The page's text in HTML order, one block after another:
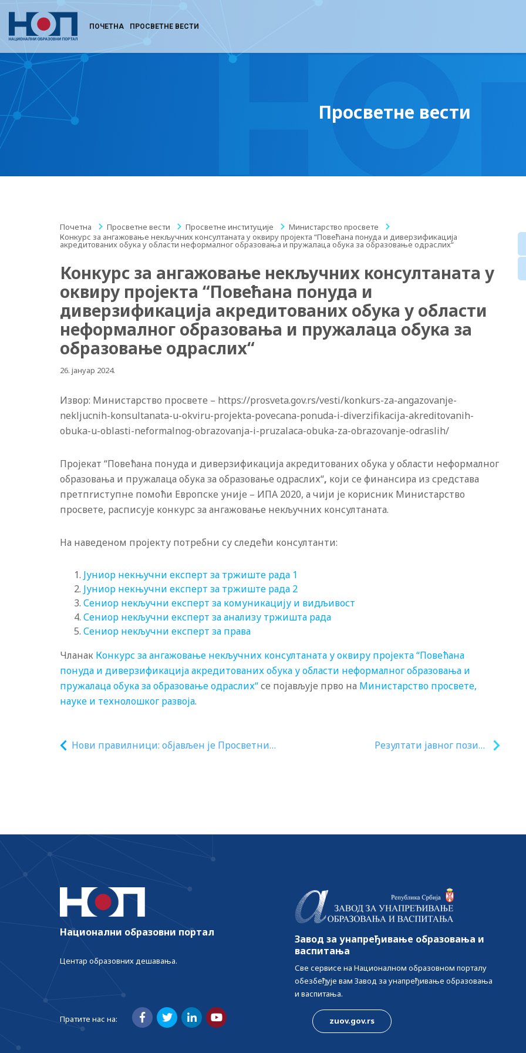
ПОЧЕТНА ПРОСВЕТНЕ ВЕСТИ
Просветне вести
Почетна / Просветне вести / Просветне институције / Министарство просвете
/
Конкурс за ангажовање некључних консултаната у оквиру пројекта “Повећана понуда и диверзификација
акредитованих обука у области неформалног образовања и пружалаца обука за образовање одраслих“
Конкурс за ангажовање некључних консултаната у
оквиру пројекта “Повећана понуда и
диверзификација акредитованих обука у области
неформалног образовања и пружалаца обука за
образовање одраслих“
26. јануар 2024.
Извор: Министарство просвете – https://prosveta.gov.rs/vesti/konkurs-za-angazovanje-
nekljucnih-konsultanata-u-okviru-projekta-povecana-ponuda-i-diverzifikacija-akreditovanih-
obuka-u-oblasti-neformalnog-obrazovanja-i-pruzalaca-obuka-za-obrazovanje-odraslih/
Пројекат “Повећана понуда и диверзификација акредитованих обука у области неформалног
образовања и пружалаца обука за образовање одраслих“, који се финансира из средстава
претпrиступне помоћи Европске уније – ИПА 2020, а чији је корисник Министарство
просвете, расписује конкурс за ангажовање некључних консултаната.
На наведеном пројекту потребни су следећи консултанти:
Јуниор некњучни експерт за тржиште рада 1
Јуниор некњучни експерт за тржиште рада 2
Сениор некључни експерт за комуникацију и видљивост
Сениор некључни експерт за анализу тржишта рада
Сениор некључни експерт за права
Чланак Конкурс за ангажовање некључних консултаната у оквиру пројекта “Повећана
понуда и диверзификација акредитованих обука у области неформалног образовања и
пружалаца обука за образовање одраслих“се појављује прво на Министарство просвете,
науке и технолошког развоја.
Нови правилници: објављен је Просветни
Резултати јавног позива
Национални образовни портал
Центар образовних дешавања.
Завод за унапређивање образовања и
васпитања
Све сервисе на Националном образовном порталу
обезбеђује вам Завод за унапређивање образовања
и васпитања.
zuov.gov.rs
Пратите нас на: